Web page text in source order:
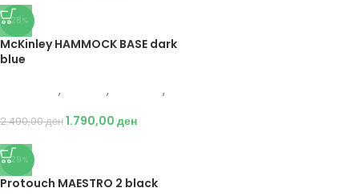
-28%
McKinley HAMMOCK BASE dark
blue
, ,
,
2.490,00ден1.790,00 ден
-29%
Protouch MAESTRO 2 black